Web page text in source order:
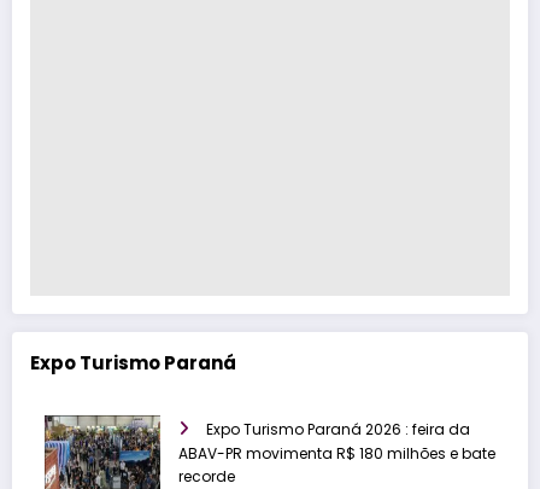
Expo Turismo Paraná
Expo Turismo Paraná 2026 : feira da
ABAV-PR movimenta R$ 180 milhões e bate
recorde